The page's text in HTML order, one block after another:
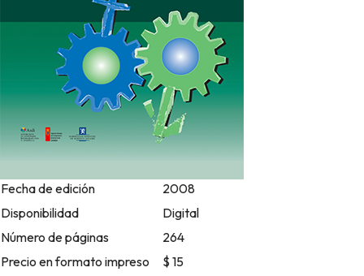
Fecha de edición
2008
Disponibilidad
Digital
Número de páginas
264
Precio en formato impreso
$ 15